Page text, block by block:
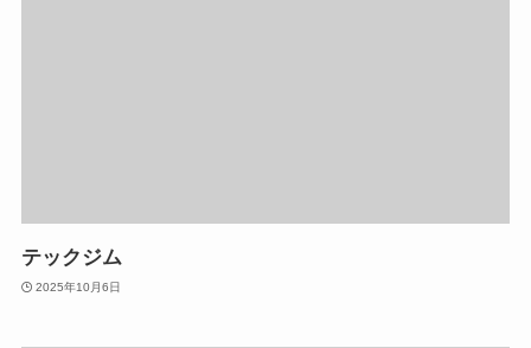
テックジム
2025年10月6日